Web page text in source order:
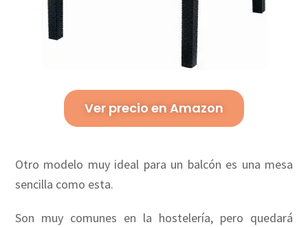
Ver precio en Amazon
Otro modelo muy ideal para un balcón es una mesa
sencilla como esta.
Son muy comunes en la hostelería, pero quedará